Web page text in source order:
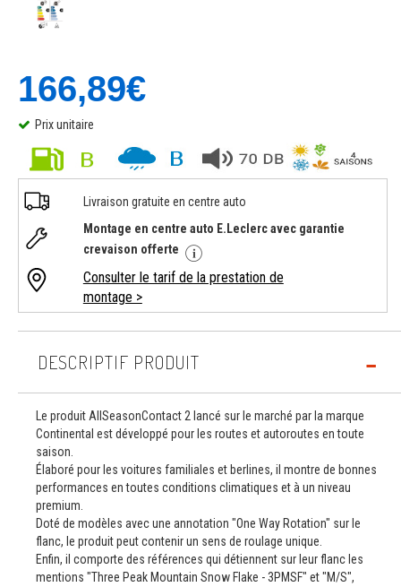
166,89€
Prix unitaire
Livraison gratuite en centre auto
Montage en centre auto E.Leclerc avec garantie
crevaison offerte
Consulter le tarif de la prestation de
montage >
DESCRIPTIF PRODUIT
Le produit AllSeasonContact 2 lancé sur le marché par la marque
Continental est développé pour les routes et autoroutes en toute
saison.
Élaboré pour les voitures familiales et berlines, il montre de bonnes
performances en toutes conditions climatiques et à un niveau
premium.
Doté de modèles avec une annotation "One Way Rotation" sur le
flanc, le produit peut contenir un sens de roulage unique.
Enfin, il comporte des références qui détiennent sur leur flanc les
mentions "Three Peak Mountain Snow Flake - 3PMSF" et "M/S",